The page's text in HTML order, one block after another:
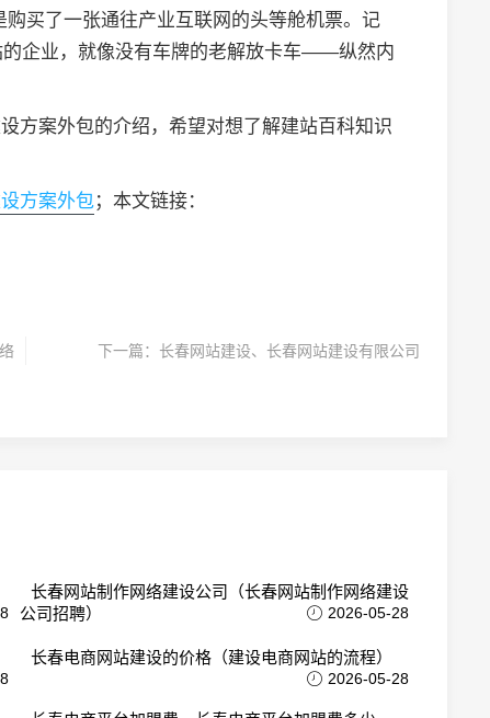
买了一张通往产业互联网的头等舱机票。记
企业，就像没有车牌的老解放卡车——纵然内
方案外包的介绍，希望对想了解建站百科知识
方案外包；本文链接：
下一篇： 长春网站建设、长春网站建设有限公司
长春网站制作网络建设公司（长春网站制作网络建设
公司招聘）
2026-05-28
长春电商网站建设的价格（建设电商网站的流程）
2026-05-28